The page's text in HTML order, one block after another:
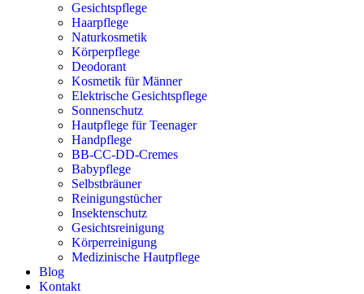
Gesichtspflege
Haarpflege
Naturkosmetik
Körperpflege
Deodorant
Kosmetik für Männer
Elektrische Gesichtspflege
Sonnenschutz
Hautpflege für Teenager
Handpflege
BB-CC-DD-Cremes
Babypflege
Selbstbräuner
Reinigungstücher
Insektenschutz
Gesichtsreinigung
Körperreinigung
Medizinische Hautpflege
Blog
Kontakt